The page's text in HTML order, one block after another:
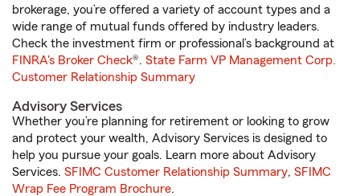
brokerage, you’re offered a variety of account types and a
wide range of mutual funds offered by industry leaders.
Check the investment firm or professional’s background at
FINRA's Broker Check®. State Farm VP Management Corp.
Customer Relationship Summary
Advisory Services
Whether you’re planning for retirement or looking to grow
and protect your wealth, Advisory Services is designed to
help you pursue your goals. Learn more about Advisory
Services. SFIMC Customer Relationship Summary, SFIMC
Wrap Fee Program Brochure.